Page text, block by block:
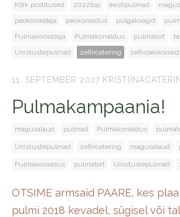
Kõik postitused 2022top eestipulmad
peokorraldaja
peokorraldus pulgakoogid
Pulmakorraldaja
Pulmakorraldus pulmatort
Unistustepulmad
zefiircatering
11. SEPTEMBER 2017
Pulmakampaania!
magusalaud pulmad Pulmakorraldus
Unistustepulmad zefiircatering magusalaud
Pulmakorraldus pulmatort Unistustepulmad
OTSIME armsaid PAARE, kes
pulmi 2018 kevadel, sügisel või